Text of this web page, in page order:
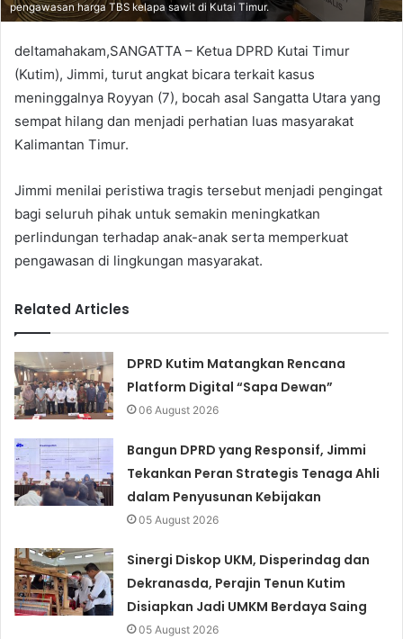
pengawasan harga TBS kelapa sawit di Kutai Timur.
deltamahakam,SANGATTA – Ketua DPRD Kutai Timur
(Kutim), Jimmi, turut angkat bicara terkait kasus
meninggalnya Royyan (7), bocah asal Sangatta Utara yang
sempat hilang dan menjadi perhatian luas masyarakat
Kalimantan Timur.
Jimmi menilai peristiwa tragis tersebut menjadi pengingat
bagi seluruh pihak untuk semakin meningkatkan
perlindungan terhadap anak-anak serta memperkuat
pengawasan di lingkungan masyarakat.
Related Articles
DPRD Kutim Matangkan Rencana
Platform Digital “Sapa Dewan”
06 August 2026
Bangun DPRD yang Responsif, Jimmi
Tekankan Peran Strategis Tenaga Ahli
dalam Penyusunan Kebijakan
05 August 2026
Sinergi Diskop UKM, Disperindag dan
Dekranasda, Perajin Tenun Kutim
Disiapkan Jadi UMKM Berdaya Saing
05 August 2026